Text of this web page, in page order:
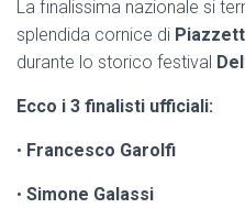
La finalissima nazionale si
splendida cornice di
durante lo storico festival
Ecco i 3 finalisti ufficiali:
• Francesco Garolfi
• Simone Galassi